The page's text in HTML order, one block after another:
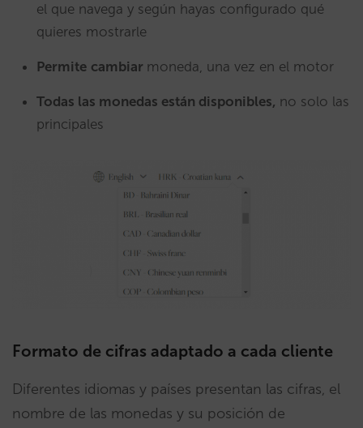
el que navega y según hayas configurado qué
quieres mostrarle
Permite cambiar moneda, una vez en el motor
Todas las monedas están disponibles, no solo las
principales
Formato de cifras adaptado a cada cliente
Diferentes idiomas y países presentan las cifras, el
nombre de las monedas y su posición de